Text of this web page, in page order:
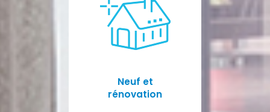
Neuf et
rénovation